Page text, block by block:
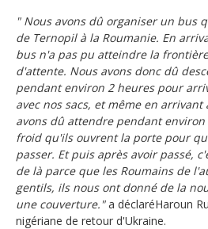
" Nous avons dû organiser un bus
de Ternopil à la Roumanie. En
bus n'a pas pu atteindre la
d'attente. Nous avons donc dû
pendant environ 2 heures pour
avec nos sacs, et même en
avons dû attendre pendant
froid qu'ils ouvrent la porte pour
passer. Et puis après avoir passé,
de là parce que les Roumains de
gentils, ils nous ont donné de la
une couverture."a déclaréHaroun
nigériane de retour d'Ukraine.